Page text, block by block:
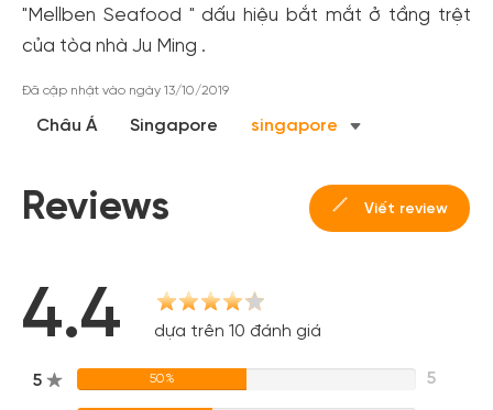
"Mellben Seafood " dấu hiệu bắt mắt ở tầng trệt
của tòa nhà Ju Ming .
Đã cập nhật vào ngày 13/10/2019
Châu Á Singapore singapore
Reviews Viết review
4.4 dựa trên 10 đánh giá
5 50% 5
Tạo tài khoản nhanh - nhận nhiều ưu
Tạo tài khoản để có thể
hấp dẫn